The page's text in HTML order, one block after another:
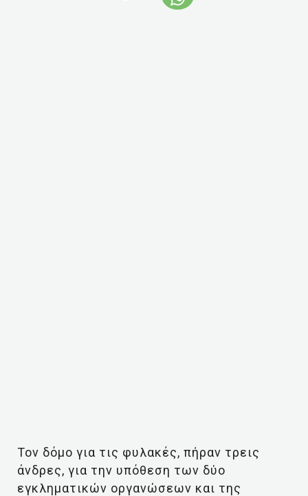
Τον δόμο για τις φυλακές, πήραν τρεις
άνδρες, για την υπόθεση των δύο
εγκληματικών οργανώσεων και της